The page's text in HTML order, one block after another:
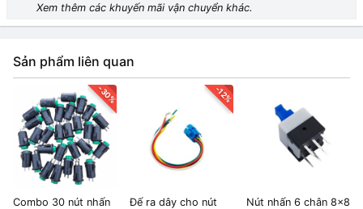
Xem thêm các khuyến mãi vận chuyển khác.
Sản phẩm liên quan
-30%
Combo 30 nút nhấn
-12%
Đế ra dây cho nút
Nút nhấn 6 chân 8x8